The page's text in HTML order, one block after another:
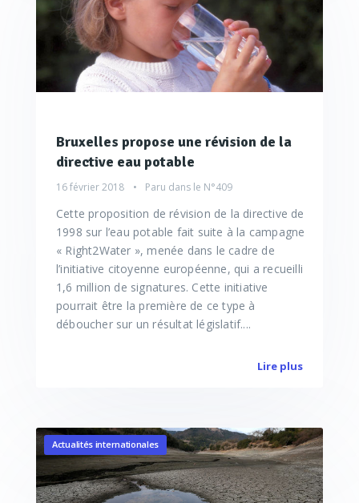
Bruxelles propose une révision de la
directive eau potable
16 février 2018 Paru dans le N°409
Cette proposition de révision de la directive de
1998 sur l’eau potable fait suite à la campagne
« Right2Water », menée dans le cadre de
l’initiative citoyenne européenne, qui a recueilli
1,6 million de signatures. Cette initiative
pourrait être la première de ce type à
déboucher sur un résultat législatif....
Lire plus
Actualités internationales